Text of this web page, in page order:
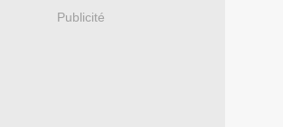
Publicité